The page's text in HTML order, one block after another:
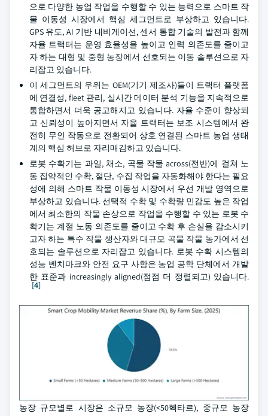
으로 다양한 농업 작업을 수행할 수 있는 능력으로 스마트 작
물 이동성 시장에서 핵심 세그먼트로 부상하고 있습니다.
GPS 유도, AI 기반 내비게이션, 센서 통합 기술의 발전과 함께
자율 트랙터는 운영 효율성을 높이고 인력 의존도를 줄이고
자 하는 대형 및 중형 농장에서 선호되는 이동 솔루션으로 자
리잡고 있습니다.
이 세그먼트의 우위는 OEM(기기 제조사)들이 트랙터 플랫폼
에 연결성, fleet 관리, 실시간 데이터 분석 기능을 지속적으로
통합하면서 더욱 공고해지고 있습니다. 자율 수준이 향상되
고 신뢰성이 높아지면서 자율 트랙터는 보조 시스템에서 완
전히 무인 작동으로 전환되어 상호 연결된 스마트 농업 생태
계의 핵심 허브로 자리매김하고 있습니다.
로봇 수확기는 과일, 채소, 곡물 작물 across(전반)에 걸쳐 노
동 집약적인 수확, 절단, 수집 작업을 자동화해야 한다는 필요
성에 의해 스마트 작물 이동성 시장에서 우선 개발 영역으로
부상하고 있습니다. 선택적 수확 및 수확량 민감도 높은 작업
에서 최소한의 작물 손상으로 작업을 수행할 수 있는 로봇 수
확기는 계절 노동 의존도를 줄이고 수확 후 손실을 감소시키
고자 하는 특수 작물 생산자와 대규모 곡물 작물 농가에서 선
호되는 솔루션으로 자리잡고 있습니다. 로봇 수확 시스템의
성능 벤치마크와 안전 요구 사항은 농업 공학 단체에서 개발
한 표준과 increasingly aligned(점점 더 정렬되고) 있습니다.
[4]
농장 규모별로 시장은 소규모 농장(<50헥타르), 중규모 농장